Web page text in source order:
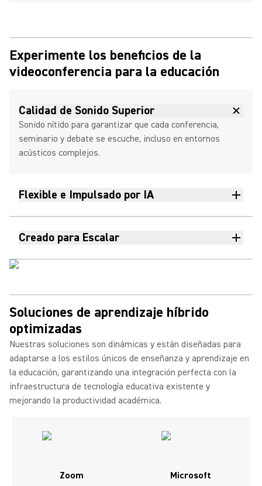
Experimente los beneficios de la
videoconferencia para la educación
Calidad de Sonido Superior
Sonido nítido para garantizar que cada conferencia,
seminario y debate se escuche, incluso en entornos
acústicos complejos.
Flexible e Impulsado por IA
Creado para Escalar
Soluciones de aprendizaje híbrido
optimizadas
Nuestras soluciones son dinámicas y están diseñadas para
adaptarse a los estilos únicos de enseñanza y aprendizaje en
la educación, garantizando una integración perfecta con la
infraestructura de tecnología educativa existente y
mejorando la productividad académica.
Zoom Microsoft